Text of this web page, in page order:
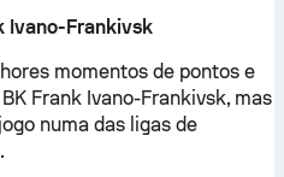
Ivano-Frankivsk
momentos de pontos e
Frank Ivano-Frankivsk, mas
numa das ligas de